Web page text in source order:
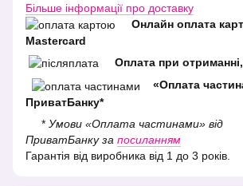
Більше інформації про доставку
Онлайн оплата
Mastercard
Оплата при
«Оплата
ПриватБанку*
* Умови «Оплата частинами» від
ПриватБанку за посиланням
Гарантія від виробника від 1 до 3 років.